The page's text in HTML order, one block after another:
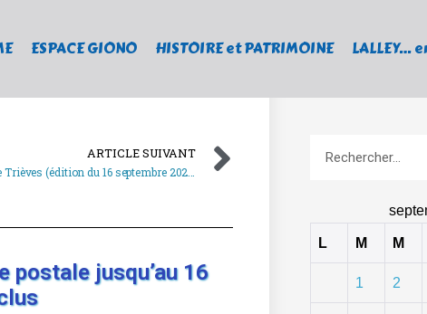
ESPACE GIONO HISTOIRE et PATRIMOINE LALLEY…
ARTICLE SUIVANT
postale jusqu’au 16
L M M
1 2